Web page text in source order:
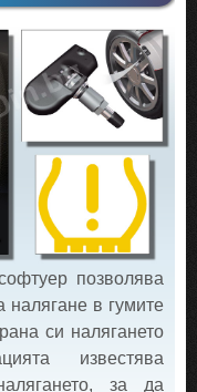
позволява
налягане в гумите
си налягането
известява
за да